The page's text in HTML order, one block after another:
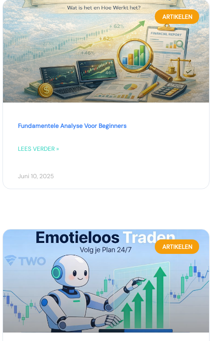
ARTIKELEN
Fundamentele Analyse Voor Beginners
LEES VERDER »
Juni 10, 2025
ARTIKELEN